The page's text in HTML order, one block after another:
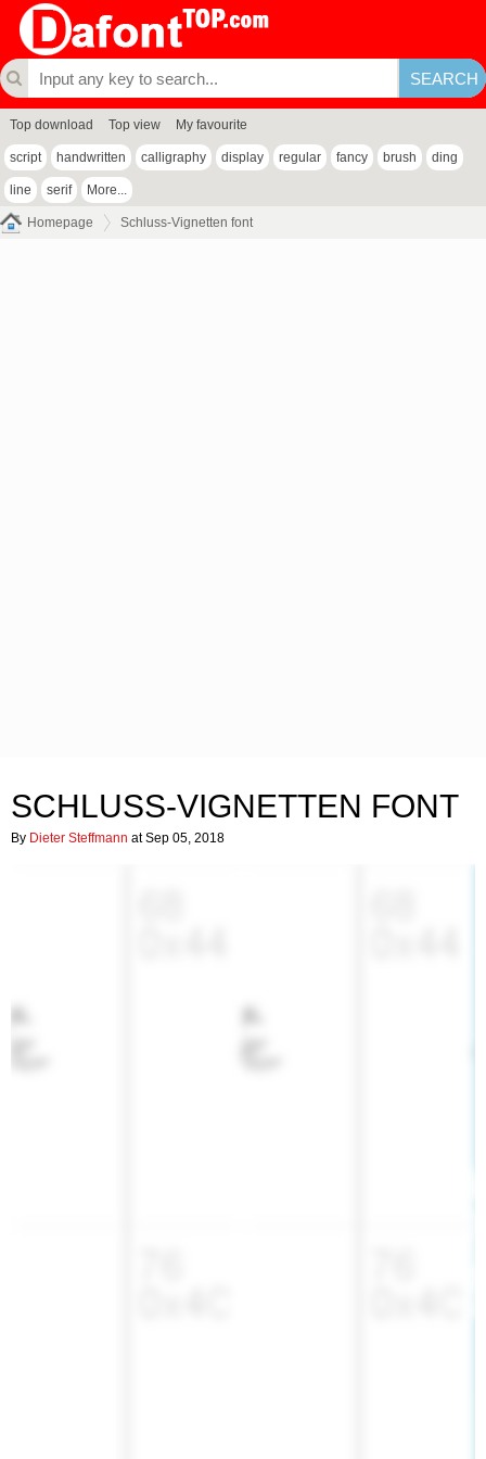
Top download Top view My favourite
script handwritten calligraphy display regular fancy brush ding
line serif More...
Homepage Schluss-Vignetten font
SCHLUSS-VIGNETTEN FONT
By Dieter Steffmann at Sep 05, 2018